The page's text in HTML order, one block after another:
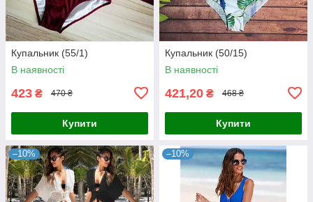
Купальник (55/1)
В наявності
423 ₴ 470 ₴
Купити
Купальник (50/15)
В наявності
421,20 ₴ 468 ₴
Купити
–10% –10%